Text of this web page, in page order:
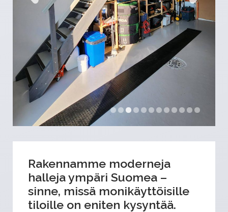
Rakennamme moderneja
halleja ympäri Suomea –
sinne, missä monikäyttöisille
tiloille on eniten kysyntää.